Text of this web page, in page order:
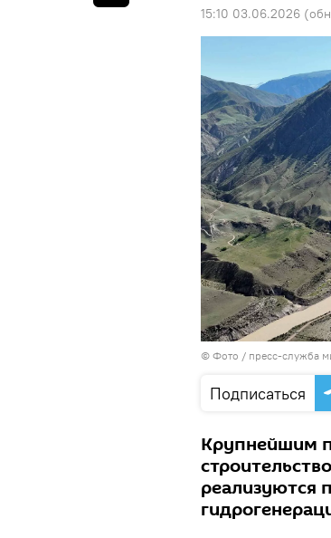
15:10 03.06.2026
© Фото / пресс-служба
Подписаться
Крупнейшим
реализуются